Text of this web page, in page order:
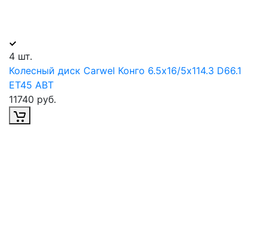
4 шт.
Колесный диск Carwel Конго 6.5х16/5х114.3 D66.1
ET45 ABT
11740 руб.